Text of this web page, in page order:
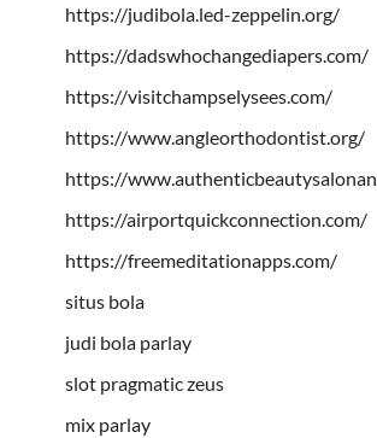
https://judibola.led-zeppelin.org/
https://dadswhochangediapers.com/
https://visitchampselysees.com/
https://www.angleorthodontist.org/
https://
https://airportquickconnection.com/
https://freemeditationapps.com/
situs bola
judi bola parlay
slot pragmatic zeus
mix parlay